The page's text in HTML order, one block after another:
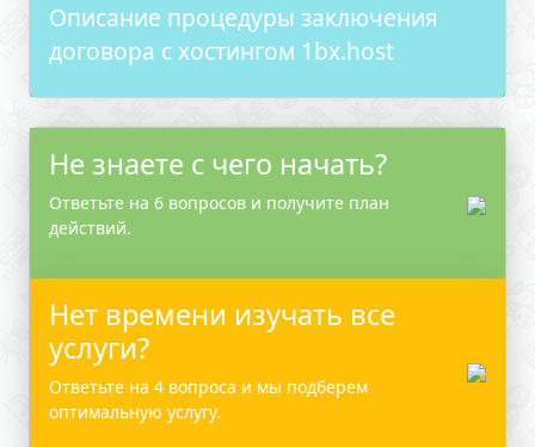
Описание процедуры заключения
договора с хостингом 1bx.host
Не знаете с чего начать?
Ответьте на 6 вопросов и получите план
действий.
Нет времени изучать все
услуги?
Ответьте на 4 вопроса и мы подберем
оптимальную услугу.